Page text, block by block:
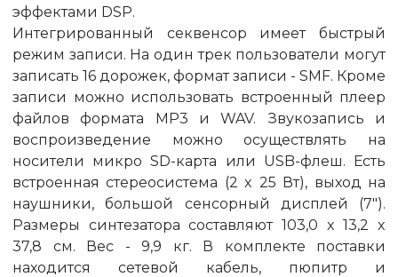
эффектами DSP.
Интегрированный секвенсор имеет быстрый
режим записи. На один трек пользователи могут
записать 16 дорожек, формат записи - SMF. Кроме
записи можно использовать встроенный плеер
файлов формата МР3 и WAV. Звукозапись и
воспроизведение можно осуществлять на
носители микро SD-карта или USB-флеш. Есть
встроенная стереосистема (2 x 25 Вт), выход на
наушники, большой сенсорный дисплей (7").
Размеры синтезатора составляют 103,0 x 13,2 x
37,8 cм. Вес - 9,9 кг. В комплекте поставки
находится сетевой кабель, пюпитр и